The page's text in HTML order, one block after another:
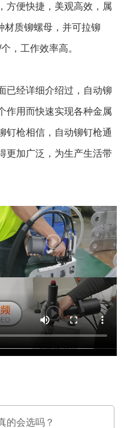
方便快捷，美观高效，属
材质铆螺母，并可拉铆
，工作效率高。
经详细介绍过，自动铆
作用而快速实现各种金属
钉枪相信，自动铆钉枪通
更加广泛，为生产生活带
的会选吗？